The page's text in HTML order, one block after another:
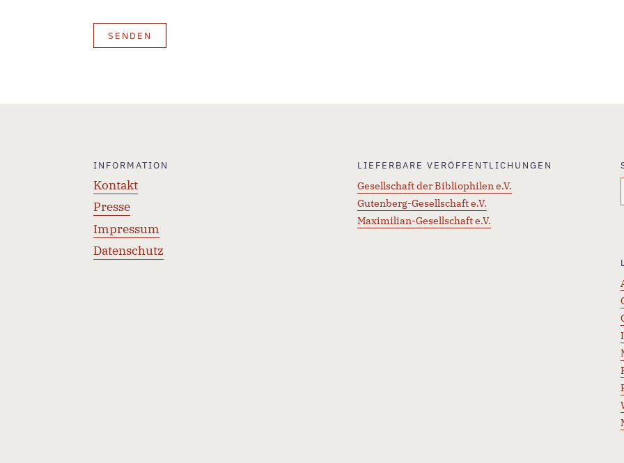
INFORMATION
Kontakt
Presse
Impressum
Datenschutz
LIEFERBARE VERÖFFENTLICHUNGEN
Gesellschaft der Bibliophilen e.V.
Gutenberg-Gesellschaft e.V.
Maximilian-Gesellschaft e.V.